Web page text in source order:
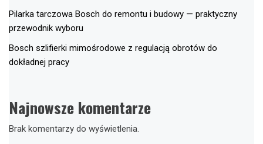
Pilarka tarczowa Bosch do remontu i budowy — praktyczny
przewodnik wyboru
Bosch szlifierki mimośrodowe z regulacją obrotów do
dokładnej pracy
Najnowsze komentarze
Brak komentarzy do wyświetlenia.